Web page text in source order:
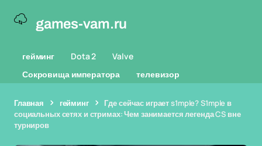
games-vam.ru
гейминг Dota 2
Valve
Сокровища императора
телевизор
Главная гейминг
Где сейчас играет s1mple? S1mple в
социальных сетях и стримах: Чем занимается легенда CS вне
турниров